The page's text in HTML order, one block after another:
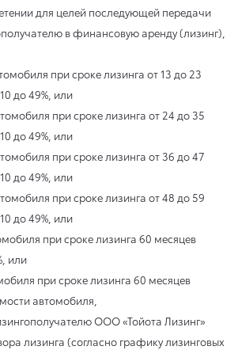
для целей последующей передачи
в финансовую аренду (лизинг),
при сроке лизинга от 13 до 23
до 49%, или
при сроке лизинга от 24 до 35
до 49%, или
при сроке лизинга от 36 до 47
до 49%, или
при сроке лизинга от 48 до 59
до 49%, или
при сроке лизинга 60 месяцев
или
при сроке лизинга 60 месяцев
автомобиля,
ООО «Тойота Лизинг»
лизинга (согласно графику лизинговых